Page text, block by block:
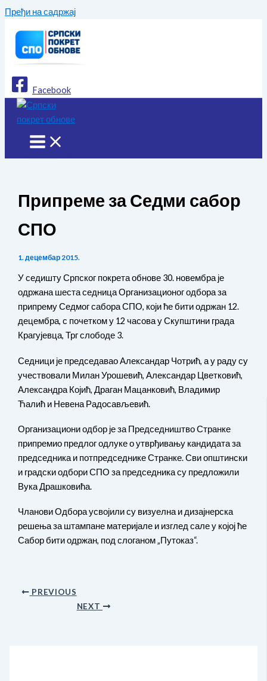
Пређи на садржај
Facebook
Припреме за Седми сабор
СПО
1. децембар 2015.
У седишту Српског покрета обнове 30. новембра је
одржана шеста седница Организационог одбора за
припрему Седмог сабора СПО, који ће бити одржан 12.
децембра, с почетком у 12 часова у Скупштини града
Крагујевца, Трг слободе 3.
Седници је председавао Александар Чотрић, а у раду су
учествовали Милан Урошевић, Александар Цветковић,
Александра Којић, Драган Мацанковић, Владимир
Ћалић и Невена Радосављевић.
Организациони одбор је за Председништво Странке
припремио предлог одлуке о утврђивању кандидата за
председника и потпредседнике Странке. Сви општински
и градски одбори СПО за председника су предложили
Вука Драшковића.
Чланови Одбора усвојили су визуелна и дизајнерска
решења за штампане материјале и изглед сале у којој ће
Сабор бити одржан, под слоганом „Путоказ“.
PREVIOUS
NEXT